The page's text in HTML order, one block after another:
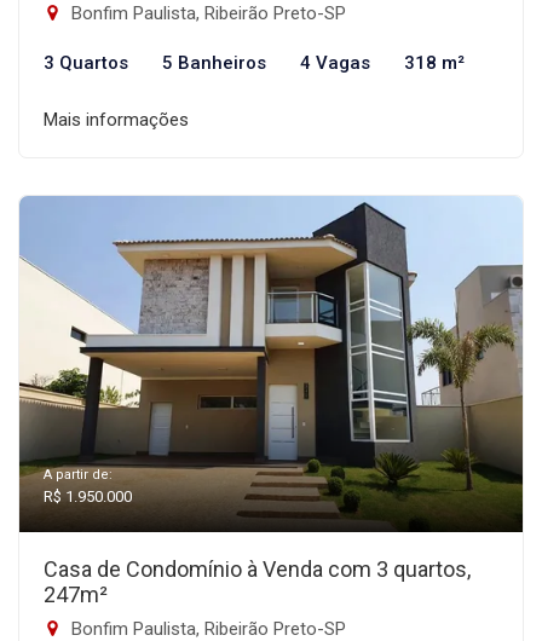
Bonfim Paulista, Ribeirão Preto-SP
3 Quartos 5 Banheiros 4 Vagas 318 m²
Mais informações
A partir de:
R$ 1.950.000
Casa de Condomínio à Venda com 3 quartos,
247m²
Bonfim Paulista, Ribeirão Preto-SP